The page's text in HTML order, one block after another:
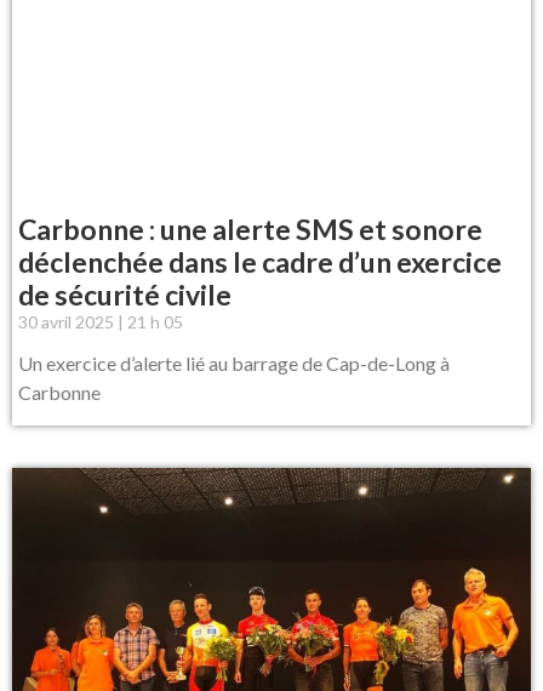
Carbonne : une alerte SMS et sonore
déclenchée dans le cadre d’un exercice
de sécurité civile
30 avril 2025 21 h 05
Un exercice d’alerte lié au barrage de Cap-de-Long à
Carbonne